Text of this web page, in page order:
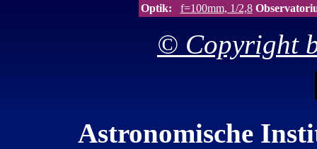
Optik:
f=100mm, 1/2,8
© Copyright
Astronomische